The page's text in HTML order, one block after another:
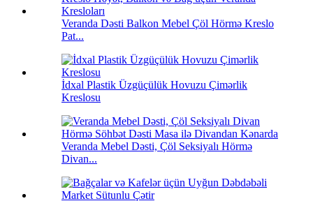
Veranda Dəsti Balkon Mebel Çöl Hörmə Kreslo
Pat...
İdxal Plastik Üzgüçülük Hovuzu Çimərlik
Kreslosu
Veranda Mebel Dəsti, Çöl Seksiyalı Hörmə
Divan...